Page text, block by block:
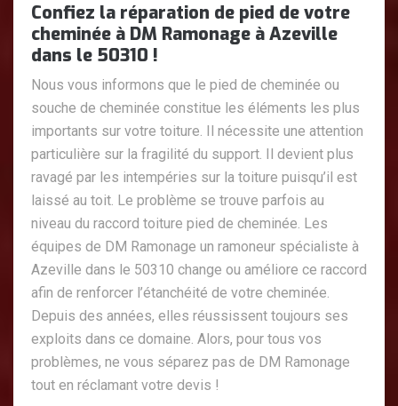
Confiez la réparation de pied de votre
cheminée à DM Ramonage à Azeville
dans le 50310 !
Nous vous informons que le pied de cheminée ou
souche de cheminée constitue les éléments les plus
importants sur votre toiture. Il nécessite une attention
particulière sur la fragilité du support. Il devient plus
ravagé par les intempéries sur la toiture puisqu’il est
laissé au toit. Le problème se trouve parfois au
niveau du raccord toiture pied de cheminée. Les
équipes de DM Ramonage un ramoneur spécialiste à
Azeville dans le 50310 change ou améliore ce raccord
afin de renforcer l’étanchéité de votre cheminée.
Depuis des années, elles réussissent toujours ses
exploits dans ce domaine. Alors, pour tous vos
problèmes, ne vous séparez pas de DM Ramonage
tout en réclamant votre devis !